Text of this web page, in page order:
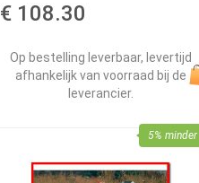
€ 108.30
Op bestelling leverbaar, levertijd
afhankelijk van voorraad bij de
leverancier.
5% minder